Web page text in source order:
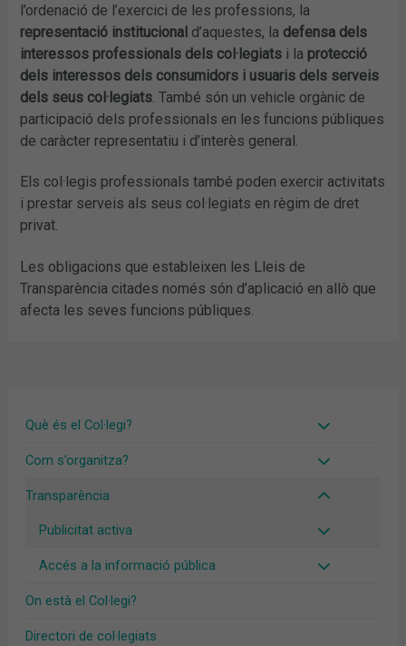
Què és el Col·legi?
Com s’organitza?
Transparència
Publicitat activa
Accés a la informació pública
On està el Col·legi?
Directori de col·legiats
l’ordenació de l’exercici de les professions, la
representació institucional d’aquestes, la defensa dels
interessos professionals dels col·legiats i la protecció
dels interessos dels consumidors i usuaris dels serveis
dels seus col·legiats . També són un vehicle orgànic de
participació dels professionals en les funcions públiques
de caràcter representatiu i d’interès general.
Els col·legis professionals també poden exercir activitats
i prestar serveis als seus col·legiats en règim de dret
privat.
Les obligacions que estableixen les Lleis de
Transparència citades només són d’aplicació en allò que
afecta les seves funcions públiques.